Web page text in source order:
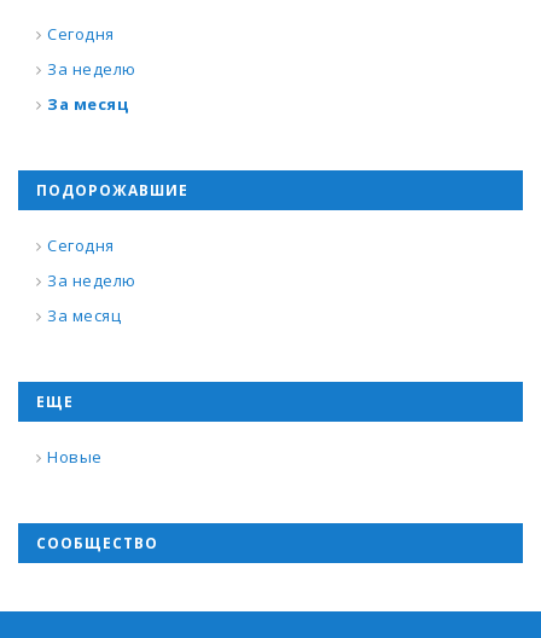
Сегодня
За неделю
За месяц
ПОДОРОЖАВШИЕ
Сегодня
За неделю
За месяц
ЕЩЕ
Новые
СООБЩЕСТВО